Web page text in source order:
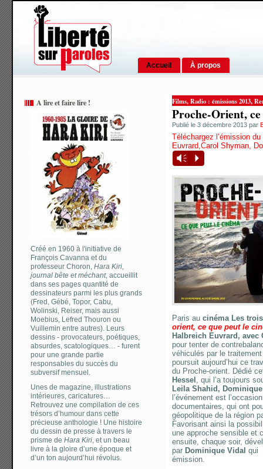
Accueil À propos
A lire et faire lire !
Créé en 1960 à l'initiative de
François Cavanna et du
professeur Choron, Hara Kiri,
journal bête et méchant, accueillit
dans ses pages quantité de
dessinateurs parmi les plus grands
(Fred, Gébé, Topor, Cabu,
Wolinski, Reiser, mais aussi
Moebius, Lefred Thouron ou
Vuillemin entre autres). Leurs
dessins - provocateurs, poétiques,
absurdes, scatologiques… - furent
pour une grande partie
responsables du succès du
subversif mensuel.
Unes de magazine, illustrations
intérieures, caricatures…
Retrouvez une compilation de ces
trésors d’humour dans cette
précieuse anthologie ! Une histoire
du dessin de presse à travers le
prisme de Hara Kiri, et un beau
livre à la gloire d’une époque et
d’un ton aujourd’hui révolus.
Films,Radio : émissions 2013,
Proche-Orient,
Publié le 3 décembre 2013 par
Téléchargez l’émission
Euvrard,Carol Shyman,
Vm P
Paris au cinéma Les
orient, ce que peut le
Halbreich Euvrard, avec
pour tenter de
véhiculés par le
poursuit aujourd’hui ce
du Proche-orient. Dédié
Hessel , qui l’a toujours
Leila Shahid,
l’événement est
documentaires, qui ont
géopolitique de la région
Favorisant ainsi la
une approche sensible et
ensuite, chaque soir,
par Dominique Vidal qui
émission.